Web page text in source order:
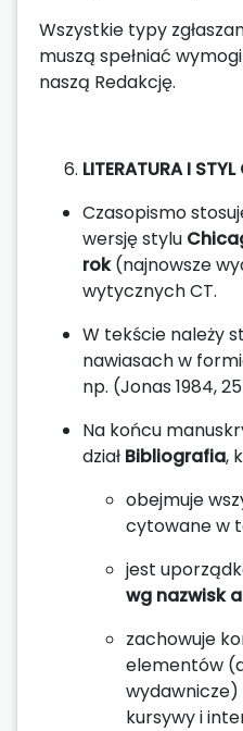
Wszystkie typy
muszą spełniać
naszą Redakcję.
LITERATURA I
Czasopismo
wersję stylu
rok(najnowsze
wytycznych CT.
W tekście należy
nawiasach w
np. (Jonas 1984,
Na końcu
dział Bibliografia,
obejmuje
cytowane w
jest
wg nazwisk
zachowuje
elementów
wydawnicze)
kursywy i